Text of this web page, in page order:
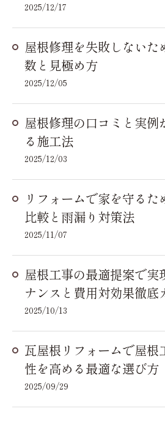
2025/12/17
屋根修理を失敗しないた
数と見極め方
2025/12/05
屋根修理の口コミと実例
る施工法
2025/12/03
リフォームで家を守る
比較と雨漏り対策法
2025/11/07
屋根工事の最適提案で実
ナンスと費用対効果徹底
2025/10/13
瓦屋根リフォームで屋根
性を高める最適な選び方
2025/09/29